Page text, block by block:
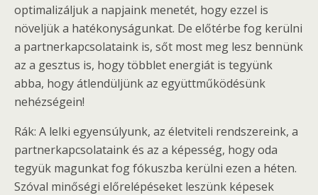
optimalizáljuk a napjaink menetét, hogy ezzel is
növeljük a hatékonyságunkat. De előtérbe fog kerülni
a partnerkapcsolataink is, sőt most meg lesz bennünk
az a gesztus is, hogy többlet energiát is tegyünk
abba, hogy átlendüljünk az együttműködésünk
nehézségein!
Rák: A lelki egyensúlyunk, az életviteli rendszereink, a
partnerkapcsolataink és az a képesség, hogy oda
tegyük magunkat fog fókuszba kerülni ezen a héten.
Szóval minőségi előrelépéseket leszünk képesek